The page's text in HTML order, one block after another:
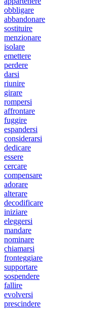
obbligare
abbandonare
sostituire
menzionare
isolare
emettere
perdere
darsi
riunire
girare
rompersi
affrontare
fuggire
espandersi
considerarsi
dedicare
essere
cercare
compensare
adorare
alterare
decodificare
iniziare
eleggersi
mandare
nominare
chiamarsi
fronteggiare
supportare
sospendere
fallire
evolversi
prescindere